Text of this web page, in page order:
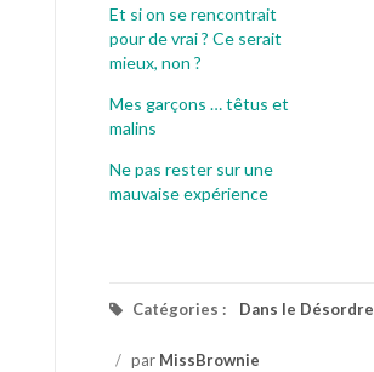
Et si on se rencontrait
pour de vrai ? Ce serait
mieux, non ?
Mes garçons … têtus et
malins
Ne pas rester sur une
mauvaise expérience
Catégories : Dans le Désordre
/ par MissBrownie